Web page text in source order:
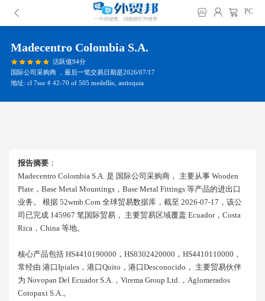
PC
Madecentro Colombia S.a.
活跃值94分
国际公司采购商 ，最后一笔交易日期是2026/07/17
地址: cl 7sur # 42-70 of 505 medellín, antioquia
报告摘要 ：
Madecentro Colombia S.a. 是 国际公司采购商， 主要从事 Wooden
Plate，base Metal Mountings，base Metal Fittings 等产品的进出口
业务。 根据 52wmb.com 全球贸易数据库，截至 2026-07-17，该公
司已完成 145967 笔国际贸易， 主要贸易区域覆盖 Ecuador，costa
Rica，china 等地。
核心产品包括 HS4410190000，HS8302420000，HS4410110000，
常经由 港口ipiales，港口quito，港口desconocido， 主要贸易伙伴
为 Novopan Del Ecuador S.a.，virema Group Ltd.，aglomerados
Cotopaxi S.a.。